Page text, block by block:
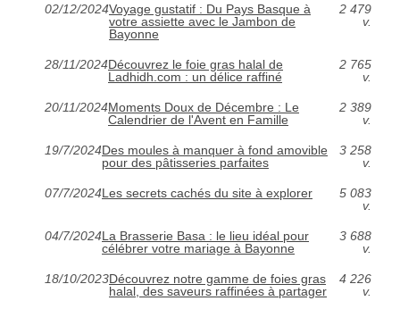
02/12/2024Voyage gustatif : Du Pays Basque à
votre assiette avec le Jambon de
Bayonne
2 479
v.
28/11/2024Découvrez le foie gras halal de
Ladhidh.com : un délice raffiné
2 765
v.
20/11/2024Moments Doux de Décembre : Le
Calendrier de l'Avent en Famille
2 389
v.
19/7/2024Des moules à manquer à fond amovible
pour des pâtisseries parfaites
3 258
v.
07/7/2024Les secrets cachés du site à explorer
5 083
v.
04/7/2024La Brasserie Basa : le lieu idéal pour
célébrer votre mariage à Bayonne
3 688
v.
18/10/2023Découvrez notre gamme de foies gras
halal, des saveurs raffinées à partager
4 226
v.